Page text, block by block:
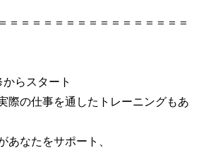
＝＝＝＝＝＝＝＝＝＝＝＝＝＝＝＝
らスタート
際の仕事を通したトレーニングもあ
あなたをサポート、